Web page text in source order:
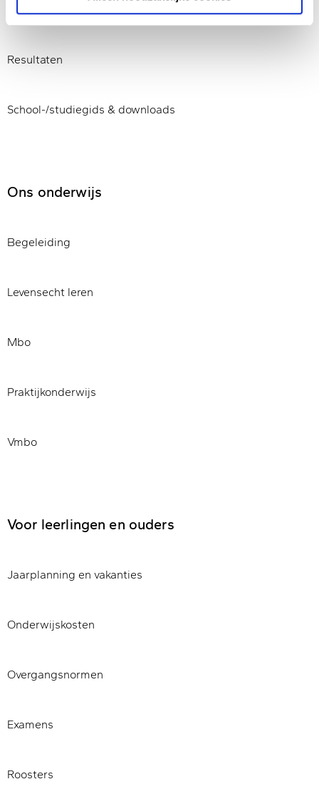
Organisatie
Resultaten
School-/studiegids & downloads
Ons onderwijs
Begeleiding
Levensecht leren
Mbo
Praktijkonderwijs
Vmbo
Voor leerlingen en ouders
Jaarplanning en vakanties
Onderwijskosten
Overgangsnormen
Examens
Roosters